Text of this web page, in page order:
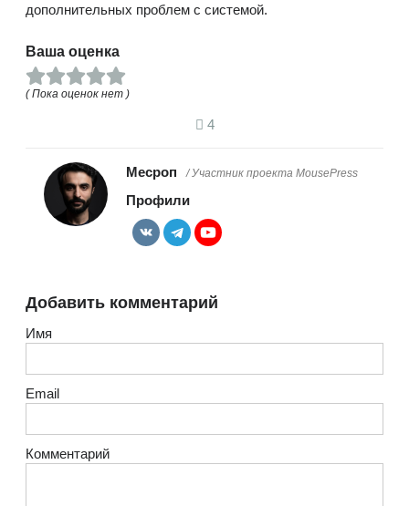
дополнительных проблем с системой.
Ваша оценка
( Пока оценок нет )
4
Месроп / Участник проекта MousePress
Профили
Добавить комментарий
Имя
Email
Комментарий